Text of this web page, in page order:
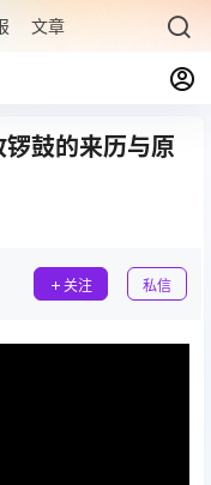
文章专题 最新文章
鼓的来历与原
关注 私信